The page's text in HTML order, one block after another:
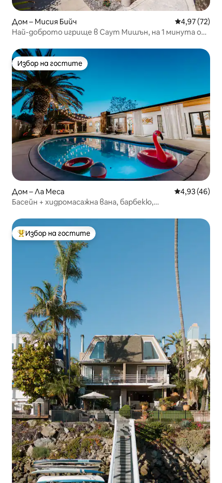
Дом – Мисия Бийч Средна
4,97 (72)
Най-доброто игрище в Саут Мишън, на 1 минута от
Избор на гостите
Избор на гостите
Дом – Ла Меса Средна
4,93 (46)
Басейн + хидромасажна вана, барбекю,
Най-популярен избор на гостите
Избор на гостите